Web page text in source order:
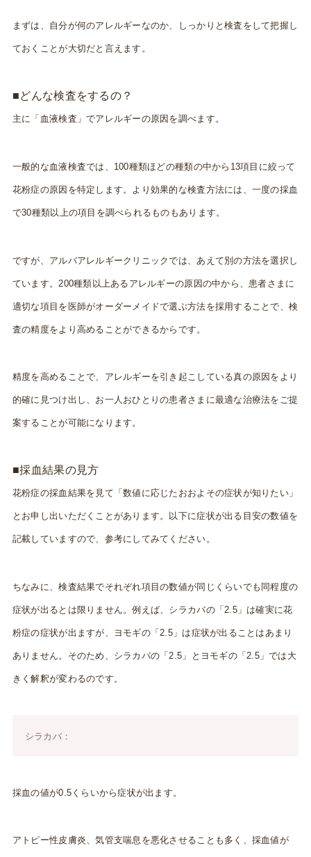
まずは、自分が何のアレルギーなのか、しっかりと検査をして把握し
ておくことが大切だと言えます。
■どんな検査をするの？
主に「血液検査」でアレルギーの原因を調べます。
一般的な血液検査では、100種類ほどの種類の中から13項目に絞って
花粉症の原因を特定します。より効果的な検査方法には、一度の採血
で30種類以上の項目を調べられるものもあります。
ですが、アルバアレルギークリニックでは、あえて別の方法を選択し
ています。200種類以上あるアレルギーの原因の中から、患者さまに
適切な項目を医師がオーダーメイドで選ぶ方法を採用することで、検
査の精度をより高めることができるからです。
精度を高めることで、アレルギーを引き起こしている真の原因をより
的確に見つけ出し、お一人おひとりの患者さまに最適な治療法をご提
案することが可能になります。
■採血結果の見方
花粉症の採血結果を見て「数値に応じたおおよその症状が知りたい」
とお申し出いただくことがあります。以下に症状が出る目安の数値を
記載していますので、参考にしてみてください。
ちなみに、検査結果でそれぞれ項目の数値が同じくらいでも同程度の
症状が出るとは限りません。例えば、シラカバの「2.5」は確実に花
粉症の症状が出ますが、ヨモギの「2.5」は症状が出ることはあまり
ありません。そのため、シラカバの「2.5」とヨモギの「2.5」では大
きく解釈が変わるのです。
シラカバ：
採血の値が0.5くらいから症状が出ます。
アトピー性皮膚炎、気管支喘息を悪化させることも多く、採血値が